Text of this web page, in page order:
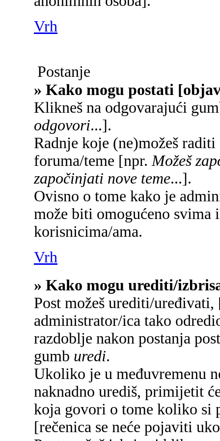
Vrh
Postanje
» Kako mogu postati
Klikneš na odgovarajući
odgovori...].
Radnje koje (ne)možeš
foruma/teme [npr.Možeš
započinjati nove teme...].
Ovisno o tome kako je
može biti omogućeno
korisnicima/ama.
Vrh
» Kako mogu urediti/
Post možeš urediti/
administrator/ica tako
razdoblje nakon postanja
gumb uredi.
Ukoliko je u međuvremenu
naknadno urediš, primijetit
koja govori o tome koliko si
[rečenica se neće pojaviti